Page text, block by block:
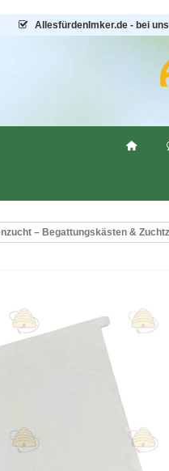
AllesfürdenImker.de - bei
– Begattungskästen &